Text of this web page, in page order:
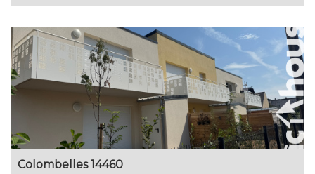
Colombelles 14460